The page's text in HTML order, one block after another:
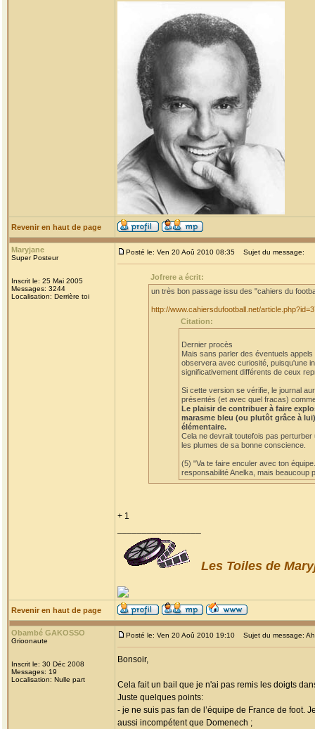
Revenir en haut de page
Maryjane
Super Posteur
Inscrit le: 25 Mai 2005
Messages: 3244
Localisation: Derrière toi
Posté le: Ven 20 Aoû 2010 08:35 Sujet du message:
Jofrere a écrit:
un très bon passage issu des "cahiers du
http://www.cahiersdufootball.net/
Citation:
Dernier procès
Mais sans parler des éventuels
observera avec curiosité, puisqu'une
significativement différents de ceux
Si cette version se vérifie, le journal
présentés (et avec quel fracas)
Le plaisir de contribuer à faire
marasme bleu (ou plutôt grâce à
élémentaire.
Cela ne devrait toutefois pas
les plumes de sa bonne conscience.
(5) "Va te faire enculer avec ton
responsabilité Anelka, mais beaucoup
+ 1
Les Toiles de
Revenir en haut de page
Obambé GAKOSSO
Grioonaute
Inscrit le: 30 Déc 2008
Messages: 19
Localisation: Nulle part
Posté le: Ven 20 Aoû 2010 19:10 Sujet du message:
Bonsoir,
Cela fait un bail que je n'ai pas remis les doigts
Juste quelques points:
- je ne suis pas fan de l’équipe de France de foot.
aussi incompétent que Domenech ;